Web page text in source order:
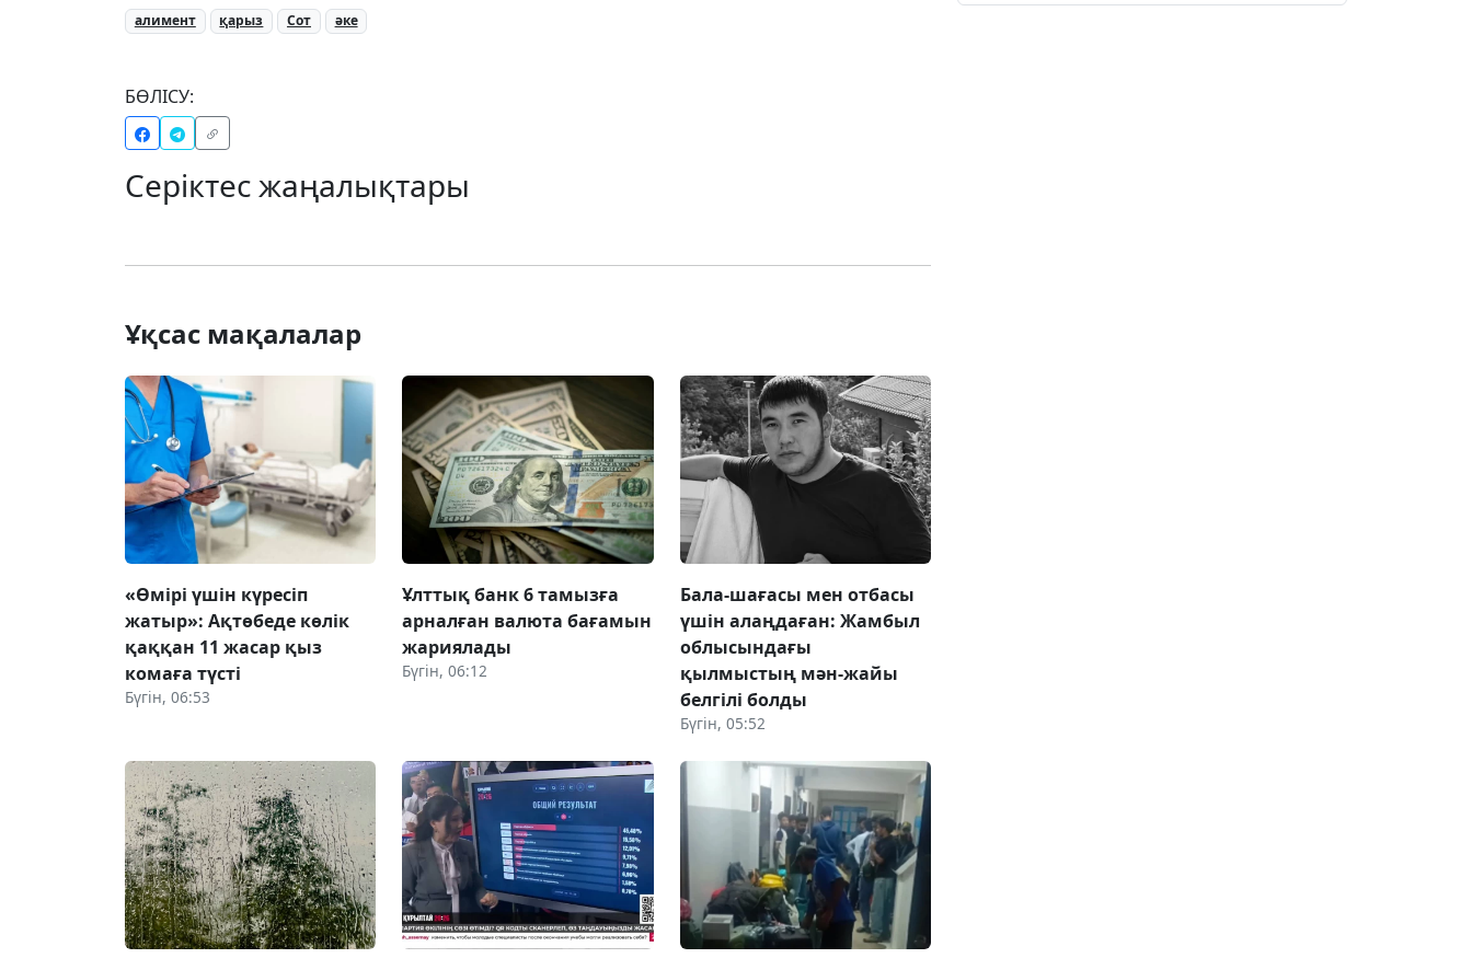
алимент қарыз Сот әке
БӨЛІСУ:
Серіктес жаңалықтары
Ұқсас мақалалар
«Өмірі үшін күресіп
жатыр»: Ақтөбеде көлік
қаққан 11 жасар қыз
комаға түсті
Бүгін, 06:53
Ұлттық банк 6 тамызға
арналған валюта бағамын
жариялады
Бүгін, 06:12
Бала-шағасы мен отбасы
үшін алаңдаған: Жамбыл
облысындағы
қылмыстың мән-жайы
белгілі болды
Бүгін, 05:52